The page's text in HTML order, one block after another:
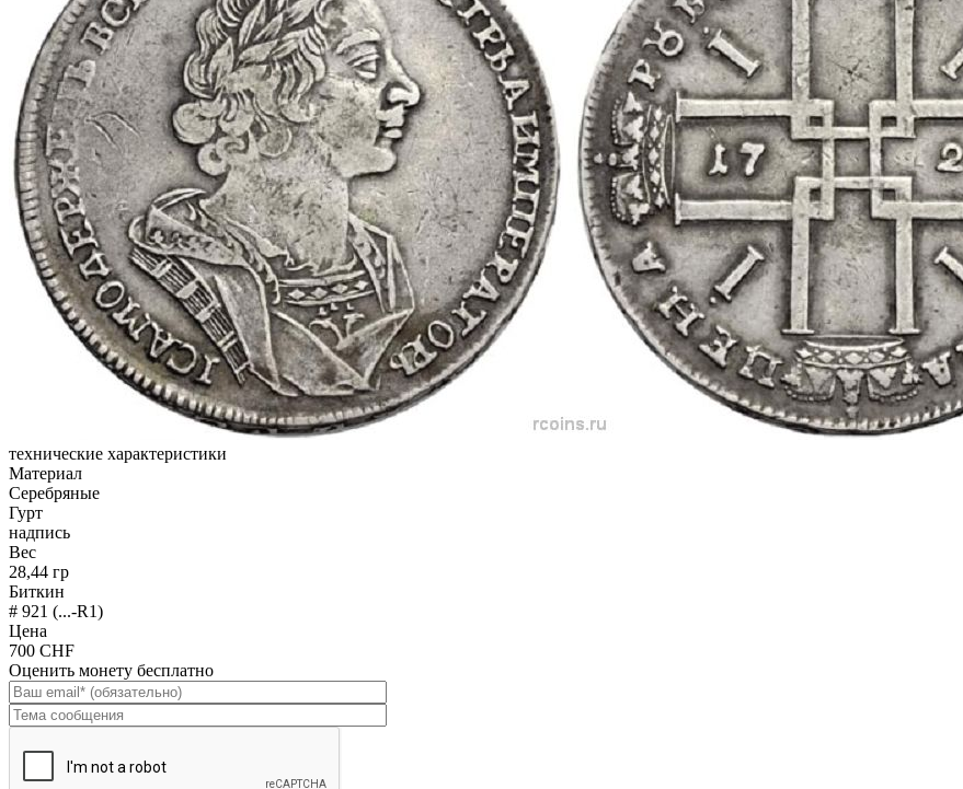
технические характеристики
Материал
Серебряные
Гурт
надпись
Вес
28,44 гр
Биткин
# 921 (...-R1)
Цена
700 CHF
Оценить монету бесплатно